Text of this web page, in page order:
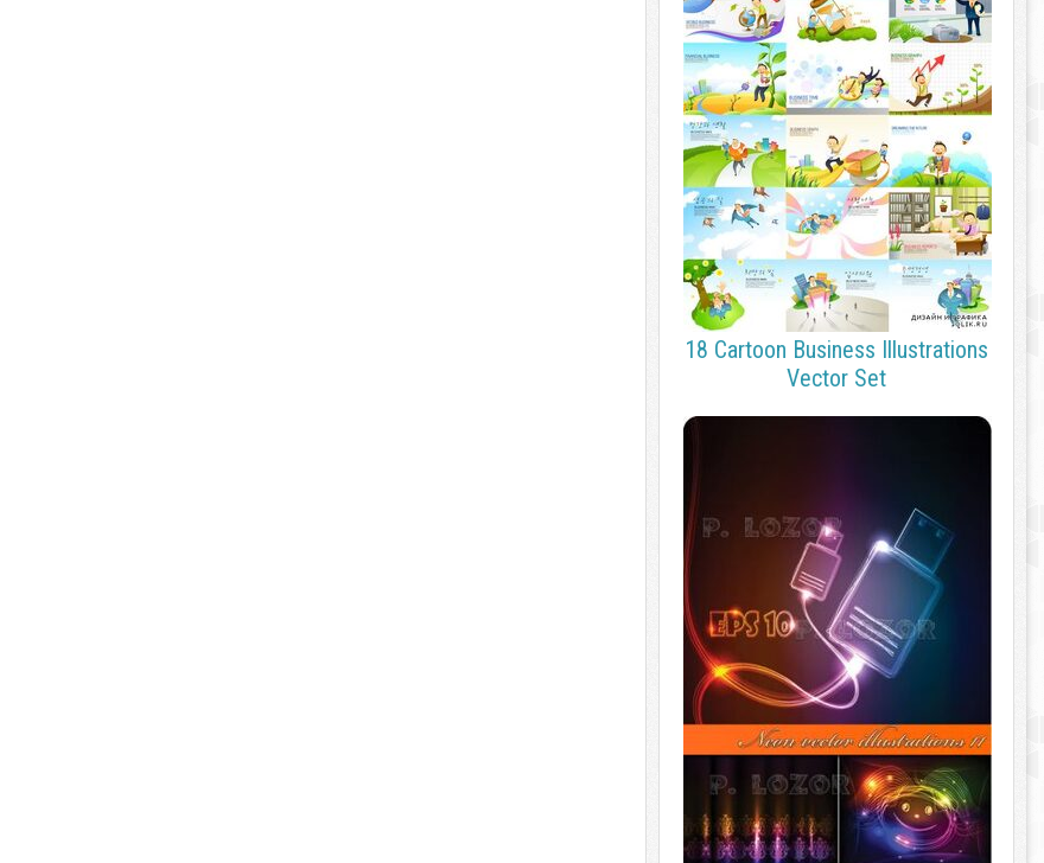
18 Cartoon Business Illustrations
Vector Set